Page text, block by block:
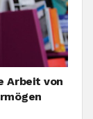
Arbeit von